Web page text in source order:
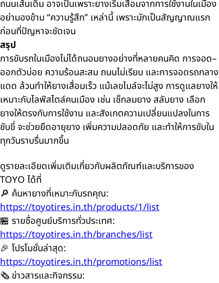
ถนนเส้นเดิม อาจเป็นเพราะยางเริ่มเสื่อมจากการใช้งานในเมือง
อย่ามองข้าม “ความรู้สึก” เหล่านี้ เพราะมักเป็นสัญญาณแรก
ก่อนที่ปัญหาจะชัดเจน
สรุป
การขับรถในเมืองไม่ได้ถนอมยางอย่างที่หลายคนคิด การจอด–
ออกตัวบ่อย ความร้อนสะสม ถนนไม่เรียบ และการจอดรถกลาง
แดด ล้วนทำให้ยางเสื่อมเร็ว แม้เลขไมล์จะไม่สูง การดูแลยางให้
เหมาะกับไลฟ์สไตล์คนเมือง เช่น เช็กลมยาง สลับยาง เลือก
ยางให้ตรงกับการใช้งาน และสังเกตความเปลี่ยนแปลงในการ
ขับขี่ จะช่วยยืดอายุยาง เพิ่มความปลอดภัย และทำให้การขับใน
ทุกวันราบรื่นมากขึ้น
ดูรายละเอียดเพิ่มเติมเกี่ยวกับผลิตภัณฑ์และบริการของ
TOYO ได้ที่
🔎 ค้นหายางที่เหมาะกับรถคุณ:
https://toyotires.in.th/products/1/list
🏪 รายชื่อศูนย์บริการทั่วประเทศ:
https://toyotires.in.th/branches/list
🎉 โปรโมชั่นล่าสุด:
https://toyotires.in.th/promotions/list
🗞️ ข่าวสารและกิจกรรม: